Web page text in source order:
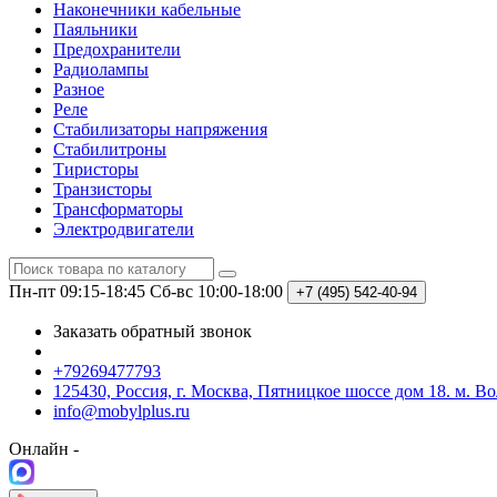
Наконечники кабельные
Паяльники
Предохранители
Радиолампы
Разное
Реле
Стабилизаторы напряжения
Стабилитроны
Тиристоры
Транзисторы
Трансформаторы
Электродвигатели
Пн-пт 09:15-18:45 Сб-вс 10:00-18:00 +7 (495) 542-40-94
Заказать обратный звонок
+79269477793
125430, Россия, г. Москва, Пятницкое шоссе дом 18. м.
info@mobylplus.ru
Онлайн -